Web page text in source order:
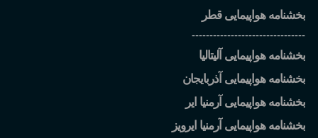
بخشنامه هواپیمایی قطر
--------------------------------
بخشنامه هواپیمایی آلیتالیا
بخشنامه هواپیمایی آذربایجان
بخشنامه هواپیمایی آرمنیا ایر
بخشنامه هواپیمایی آرمنیا ایرویز